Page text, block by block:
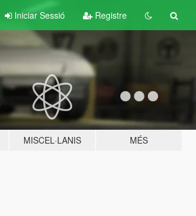
Iniciar Sessió Registre
MISCEL·LANIS MÉS